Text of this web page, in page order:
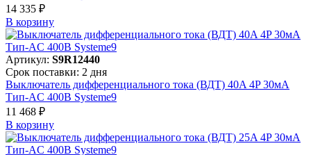
14 335 ₽
В корзинy
Артикул: S9R12440
Срок поставки: 2 дня
Выключатель дифференциального тока (ВДТ) 40A 4P 30мА
Тип-AC 400В Systeme9
11 468 ₽
В корзинy